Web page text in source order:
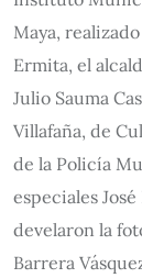
Maya,
Ermita, el
Julio Sauma
Villafaña, de
de la Policía
especiales
develaron la
Barrera